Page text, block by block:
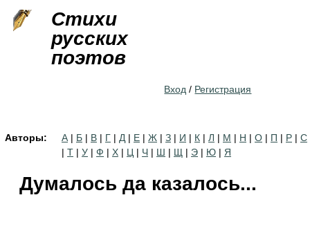
Стихи
русских
поэтов
Вход / Регистрация
Авторы: А | Б | В | Г | Д | Е | Ж | З | И | К | Л | М | Н | О | П | Р | С
| Т | У | Ф | Х | Ц | Ч | Ш | Щ | Э | Ю | Я
Думалось да казалось...